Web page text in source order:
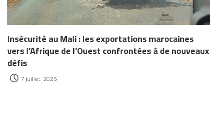
Insécurité au Mali : les exportations marocaines
vers l’Afrique de l’Ouest confrontées à de nouveaux
défis
7 juillet، 2026